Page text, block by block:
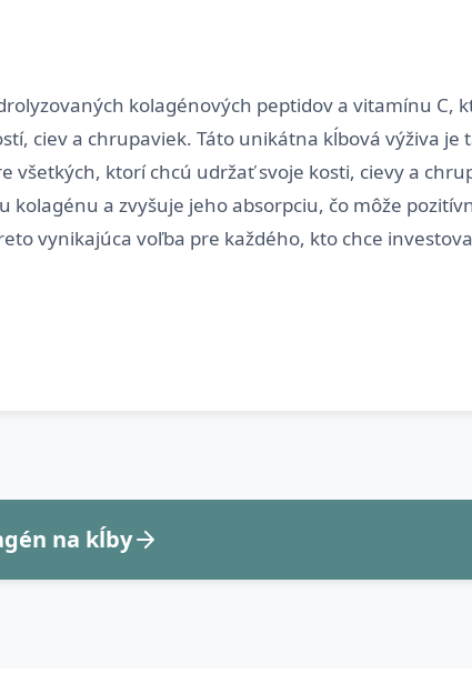
kolagénových peptidov a vitamínu C,
ciev a chrupaviek. Táto unikátna kĺbová výživa je
všetkých, ktorí chcú udržať svoje kosti, cievy a
a zvyšuje jeho absorpciu, čo môže
vynikajúca voľba pre každého, kto chce
na kĺby